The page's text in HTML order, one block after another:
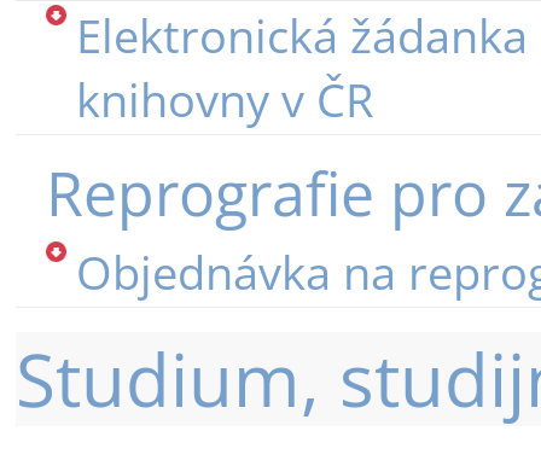
Elektronická
knihovny v ČR
Reprografie pro
Objednávka na
Studium,